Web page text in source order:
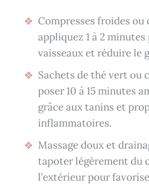
Compresses froides ou
appliquez 1 à 2
vaisseaux et réduire le
Sachets de thé vert ou
poser 10 à 15 minutes
grâce aux tanins et
inflammatoires.
Massage doux et
tapoter légèrement du
l’extérieur pour